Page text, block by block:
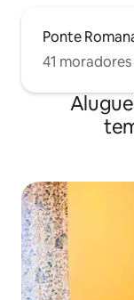
Ponte
41